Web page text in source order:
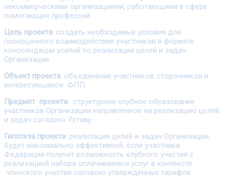
некоммерческими организациями, работающими в сфере
помогающих профессий.
Цель проекта: создать необходимые условия для
полноценного взаимодействия участников в формате
консолидации усилий по реализации целей и задач
Организации.
Объект проекта: объединение участников, сторонников и
интересующихся ФПП.
Предмет проекта: структурное клубное образование
участников Организации направленное на реализацию целей
и задач согласно Уставу.
Гипотеза проекта: реализация целей и задач Организации
будет максимально эффективной, если участники
Федерации получат возможность клубного участия с
реализацией набора оплачиваемых услуг в контексте
членского участия согласно утверждённых тарифов.